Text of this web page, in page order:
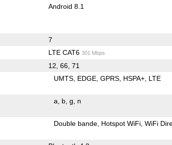
Android 8.1
7
LTE CAT6 301 Mbps
12, 66, 71
UMTS EDGE GPRS HSPA+ LTE
a b g n
Double bande Hotspot WiFi WiFi